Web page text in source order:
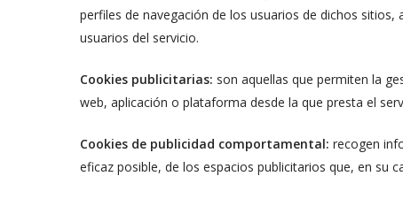
perfiles de navegación de los usuarios de dichos
usuarios del servicio.
Cookies publicitarias: son aquellas que permiten la
web, aplicación o plataforma desde la que presta el
Cookies de publicidad comportamental: recogen
eficaz posible, de los espacios publicitarios que, en su